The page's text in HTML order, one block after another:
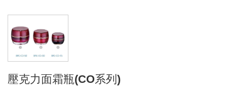
壓克力面霜瓶(CO系列)